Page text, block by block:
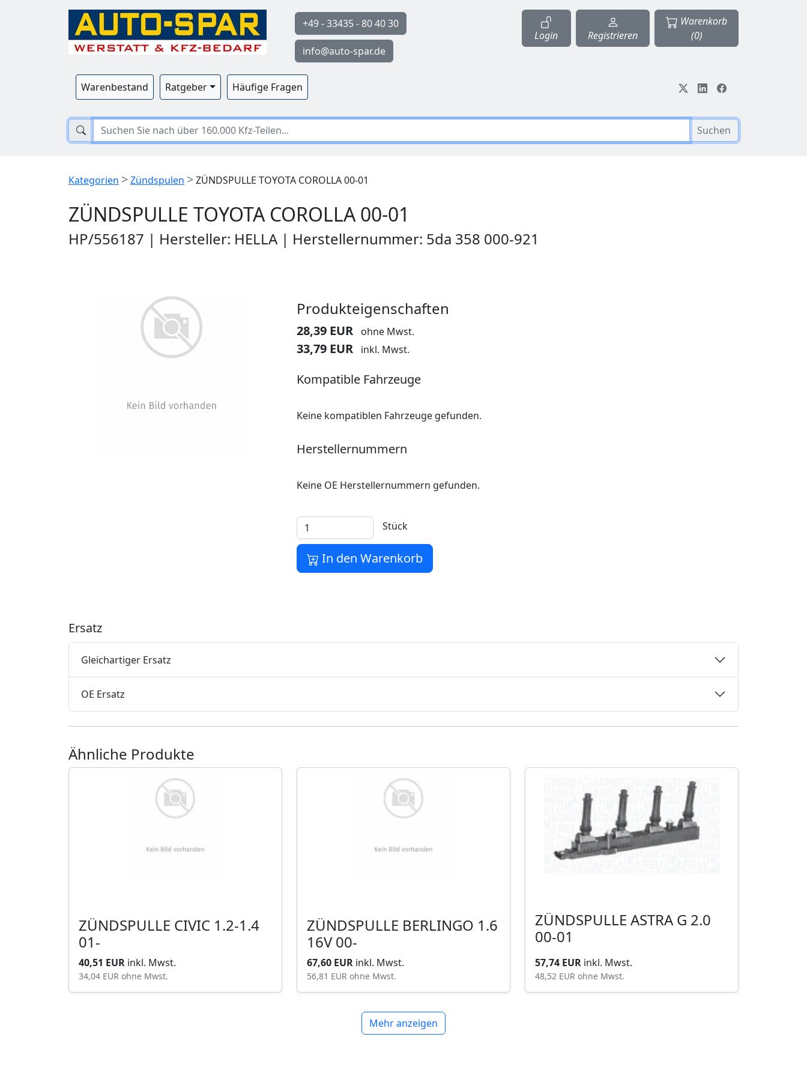
+49 - 33435 - 80 40 30
info@auto-spar.de
Login Registrieren
Warenkorb
(0)
Warenbestand Ratgeber Häufige Fragen
Suchen
Kategorien >Zündspulen >ZÜNDSPULLE TOYOTA COROLLA 00-01
ZÜNDSPULLE TOYOTA COROLLA 00-01
HP/556187 | Hersteller: HELLA | Herstellernummer: 5da 358 000-921
Produkteigenschaften
28,39 EUR ohne Mwst.
33,79 EUR inkl. Mwst.
Kompatible Fahrzeuge
Keine kompatiblen Fahrzeuge gefunden.
Herstellernummern
Keine OE Herstellernummern gefunden.
Stück
In den Warenkorb
Ersatz
Gleichartiger Ersatz
OE Ersatz
Ähnliche Produkte
ZÜNDSPULLE CIVIC 1.2-1.4
01-
40,51 EUR inkl. Mwst.
34,04 EUR ohne Mwst.
ZÜNDSPULLE BERLINGO 1.6
16V 00-
67,60 EUR inkl. Mwst.
56,81 EUR ohne Mwst.
ZÜNDSPULLE ASTRA G 2.0
00-01
57,74 EUR inkl. Mwst.
48,52 EUR ohne Mwst.
Mehr anzeigen